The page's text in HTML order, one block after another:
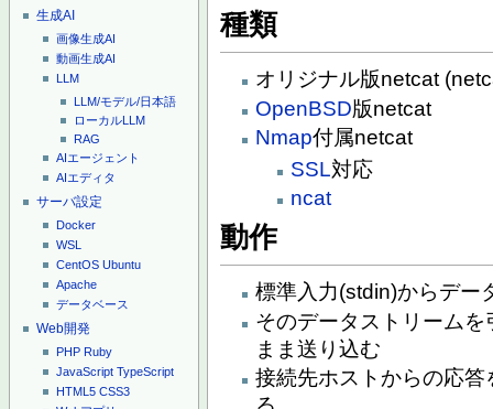
生成AI
画像生成AI
動画生成AI
LLM
LLM/モデル/日本語
ローカルLLM
RAG
AIエージェント
AIエディタ
サーバ設定
Docker
WSL
CentOS Ubuntu
Apache
データベース
Web開発
PHP Ruby
JavaScript TypeScript
HTML5 CSS3
種類
オリジナル版netcat
OpenBSD版netcat
Nmap付属netcat
SSL対応
ncat
動作
標準入力(stdin)からデー
そのデータストリーム
まま送り込む
接続先ホストからの応